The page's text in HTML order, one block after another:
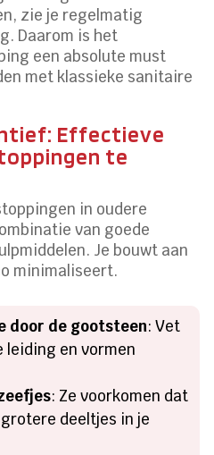
zie je regelmatig
Daarom is het
een absolute must
met klassieke sanitaire
Effectieve
te
in oudere
van goede
Je bouwt aan
minimaliseert.
door de gootsteen: Vet
leiding en vormen
: Ze voorkomen dat
deeltjes in je